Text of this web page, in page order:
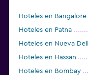
Hoteles en Bangalore
Hoteles en Patna
Hoteles en Nueva
Hoteles en Hassan
Hoteles en Bombay